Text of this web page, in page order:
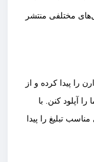
مختلفی منتشر
را پیدا کرده و از
آپلود کنن‌. با
تبلیغ را پیدا